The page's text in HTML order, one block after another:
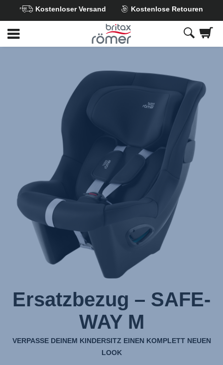
Hauptinhalt
springen
Kostenloser Versand Kostenlose Retouren
Ersatzbezug – SAFE-
WAY M
VERPASSE DEINEM KINDERSITZ EINEN KOMPLETT NEUEN
LOOK